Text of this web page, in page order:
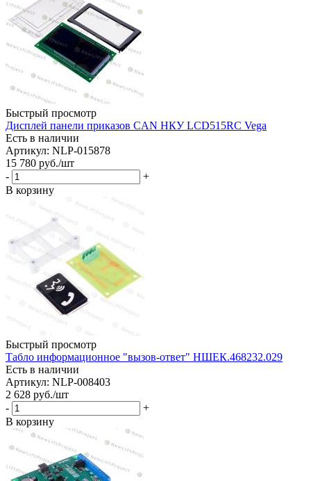
Быстрый просмотр
Дисплей панели приказов CAN НКУ LCD515RC Vega
Есть в наличии
Артикул: NLP-015878
15 780 руб./шт
-
+
В корзину
Быстрый просмотр
Табло информационное "вызов-ответ" НШЕК.468232.029
Есть в наличии
Артикул: NLP-008403
2 628 руб./шт
-
+
В корзину